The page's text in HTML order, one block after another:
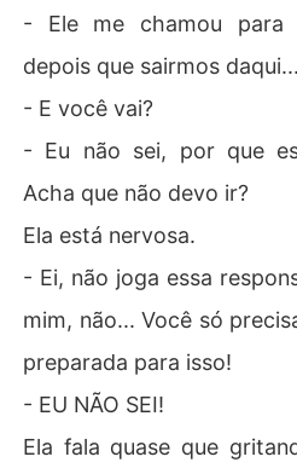
- Ele me chamou para
depois que sairmos daqui...
- E você vai?
- Eu não sei, por que
Acha que não devo ir?
Ela está nervosa.
- Ei, não joga essa
mim, não... Você só
preparada para isso!
- EU NÃO SEI!
Ela fala quase que